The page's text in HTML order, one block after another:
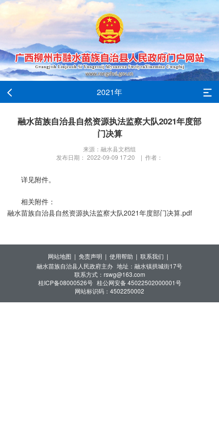
2021年
融水苗族自治县自然资源执法监察大队2021年度部
门决算
来源：融水县文档组
发布日期： 2022-09-09 17:20 | 作者：
详见附件。
相关附件：
融水苗族自治县自然资源执法监察大队2021年度部门决算.pdf
网站地图 | 免责声明 | 使用帮助 | 联系我们 |
融水苗族自治县人民政府主办 地址：融水镇拱城街17号
联系方式：rswg@163.com
桂ICP备08000526号 桂公网安备 45022502000001号
网站标识码：4502250002